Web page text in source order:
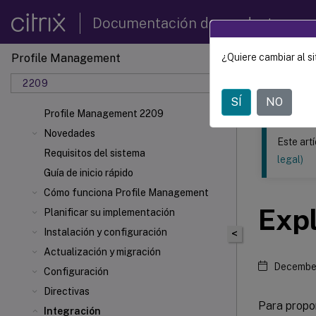
Documentación de productos
Profile Management
2209
Profile Management 2209
Novedades
Requisitos del sistema
Guía de inicio rápido
Cómo funciona Profile Management
Planificar su implementación
Instalación y configuración
Actualización y migración
Configuración
Directivas
Integración
Este
Profile
<
Este
legal)
Para
¿Quiere cambiar al
SÍ NO